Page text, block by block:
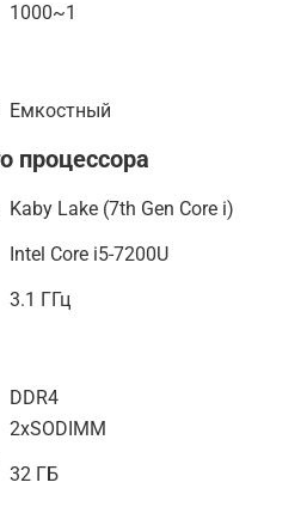
1000~1
Емкостный
процессора
Kaby Lake (7th Gen Core i)
Intel Core i5-7200U
3.1 ГГц
DDR4
2xSODIMM
32 ГБ